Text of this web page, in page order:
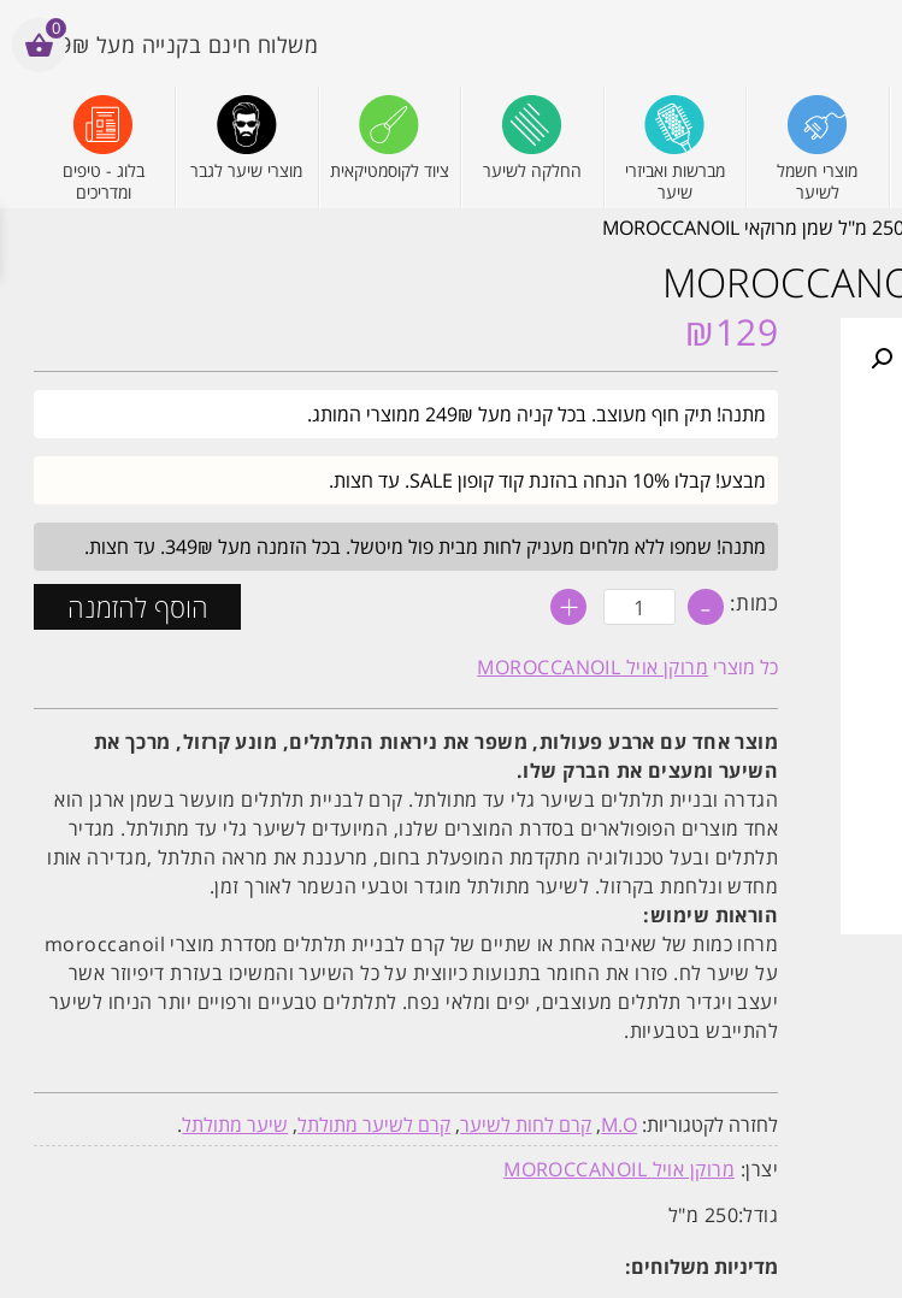
משלוח חינם בקנייה מעל 199₪
מוצרי חשמל
לשיער
מברשות ואביזרי
שיער
החלקה לשיער ציוד לקוסמטיקאית מוצרי שיער לגבר
בלוג - טיפים
ומדריכים
₪129
מתנה! תיק חוף מעוצב. בכל קניה מעל 249₪ ממוצרי המותג.
מבצע! קבלו 10% הנחה בהזנת קוד קופון SALE. עד חצות.
מתנה! שמפו ללא מלחים מעניק לחות מבית פול מיטשל. בכל הזמנה מעל 349₪. עד חצות.
כמות: - כמות
של
לבניית
תלתלים
מ"ל
שמן
מרוקאי
MOROCCANOIL
+ הוסף להזמנה
כל מוצרי מרוקן אויל MOROCCANOIL
מוצר אחד עם ארבע פעולות, משפר את ניראות התלתלים, מונע קרזול, מרכך את
השיער ומעצים את הברק שלו.
הגדרה ובניית תלתלים בשיער גלי עד מתולתל. קרם לבניית תלתלים מועשר בשמן ארגן הוא
אחד מוצרים הפופולארים בסדרת המוצרים שלנו, המיועדים לשיער גלי עד מתולתל. מגדיר
תלתלים ובעל טכנולוגיה מתקדמת המופעלת בחום, מרעננת את מראה התלתל ,מגדירה אותו
מחדש ונלחמת בקרזול. לשיער מתולתל מוגדר וטבעי הנשמר לאורך זמן.
הוראות שימוש:
מרחו כמות של שאיבה אחת או שתיים של קרם לבניית תלתלים מסדרת מוצרי moroccanoil
על שיער לח. פזרו את החומר בתנועות כיווצית על כל השיער והמשיכו בעזרת דיפיוזר אשר
יעצב ויגדיר תלתלים מעוצבים, יפים ומלאי נפח. לתלתלים טבעיים ורפויים יותר הניחו לשיער
להתייבש בטבעיות.
לחזרה לקטגוריות: M.O
, קרם לחות לשיער, קרם לשיער מתולתל, שיער מתולתל.
יצרן: מרוקן אויל MOROCCANOIL
גודל:250 מ"ל
מדיניות משלוחים:
0